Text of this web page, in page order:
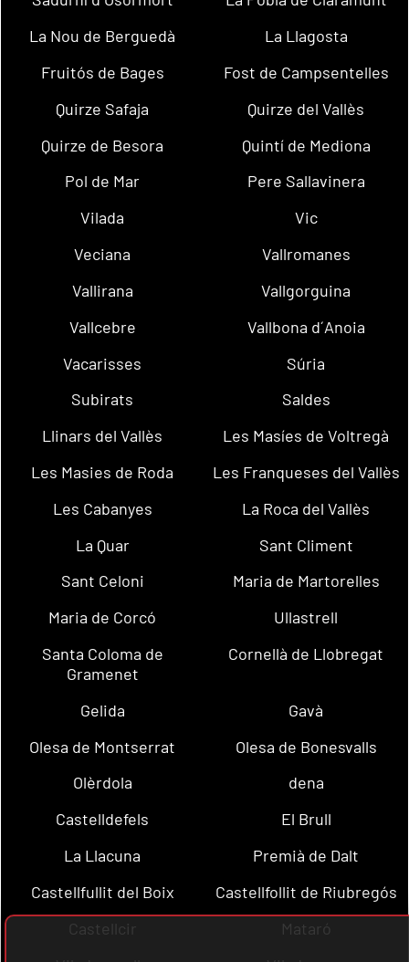
La Nou de Berguedà
La Llagosta
Fruitós de Bages
Fost de Campsentelles
Quirze Safaja
Quirze del Vallès
Quirze de Besora
Quintí de Mediona
Pol de Mar
Pere Sallavinera
Vilada
Vic
Veciana
Vallromanes
Vallirana
Vallgorguina
Vallcebre
Vallbona d´Anoia
Vacarisses
Súria
Subirats
Saldes
Llinars del Vallès
Les Masíes de Voltregà
Les Masies de Roda
Les Franqueses del Vallès
Les Cabanyes
La Roca del Vallès
La Quar
Sant Climent
Sant Celoni
Maria de Martorelles
Maria de Corcó
Ullastrell
Santa Coloma de
Gramenet
Cornellà de Llobregat
Gelida
Gavà
Olesa de Montserrat
Olesa de Bonesvalls
Olèrdola
dena
Castelldefels
El Brull
La Llacuna
Premià de Dalt
Castellfullit del Boix
Castellfollit de Riubregós
Castellcir
Mataró